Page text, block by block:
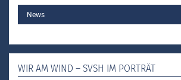
MAINNews
WIR AM WIND – SVSH IM PORTRÄT